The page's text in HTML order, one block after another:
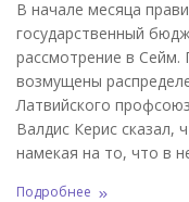
В начале месяца
государственный
рассмотрение в Сейм.
возмущены
Латвийского
Валдис Керис сказал,
намекая на то, что в
Подробнее